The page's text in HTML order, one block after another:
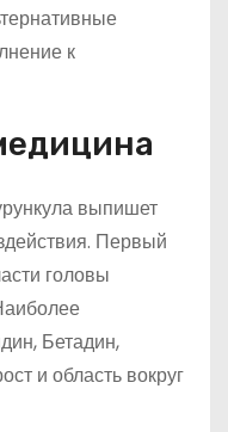
к
выпишет
Первый
головы
Бетадин,
и область вокруг